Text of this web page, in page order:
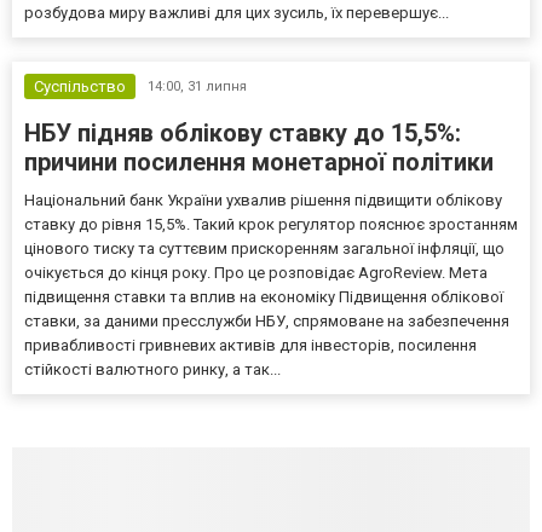
розбудова миру важливі для цих зусиль, їх перевершує...
Суспільство 14:00, 31 липня
НБУ підняв облікову ставку до 15,5%:
причини посилення монетарної політики
Національний банк України ухвалив рішення підвищити облікову
ставку до рівня 15,5%. Такий крок регулятор пояснює зростанням
цінового тиску та суттєвим прискоренням загальної інфляції, що
очікується до кінця року. Про це розповідає AgroReview. Мета
підвищення ставки та вплив на економіку Підвищення облікової
ставки, за даними пресслужби НБУ, спрямоване на забезпечення
привабливості гривневих активів для інвесторів, посилення
стійкості валютного ринку, а так...